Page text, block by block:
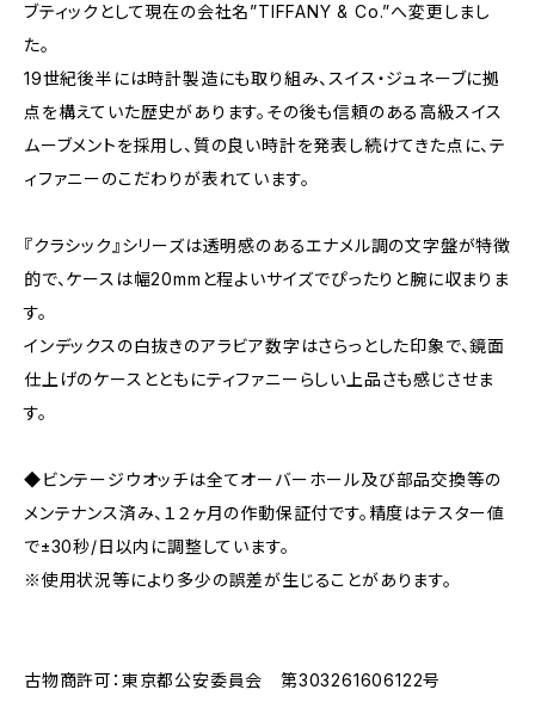
ブティックとして現在の会社名”TIFFANY & Co.”へ変更しまし
た。
19世紀後半には時計製造にも取り組み、スイス・ジュネーブに拠
点を構えていた歴史があります。その後も信頼のある高級スイス
ムーブメントを採用し、質の良い時計を発表し続けてきた点に、テ
ィファニーのこだわりが表れています。
『クラシック』シリーズは透明感のあるエナメル調の文字盤が特徴
的で、ケースは幅20mmと程よいサイズでぴったりと腕に収まりま
す。
インデックスの白抜きのアラビア数字はさらっとした印象で、鏡面
仕上げのケースとともにティファニーらしい上品さも感じさせま
す。
◆ビンテージウオッチは全てオーバーホール及び部品交換等の
メンテナンス済み、１２ヶ月の作動保証付です。精度はテスター値
で±30秒/日以内に調整しています。
※使用状況等により多少の誤差が生じることがあります。
古物商許可：東京都公安委員会 第303261606122号